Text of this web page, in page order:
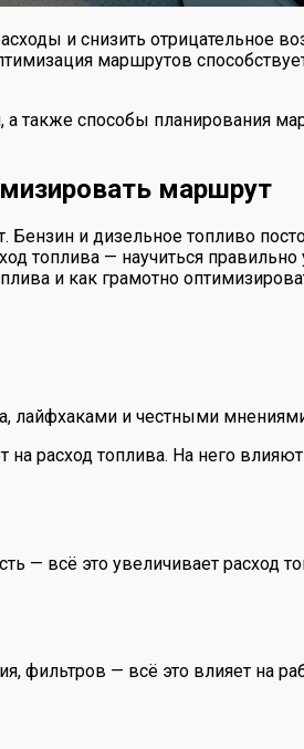
и снизить отрицательное
маршрутов
способы планирования
маршрут
Бензин и дизельное топливо
топлива — научиться
и как грамотно
и честными мнениями
расход топлива. На него
— всё это увеличивает расход
фильтров — всё это влияет на